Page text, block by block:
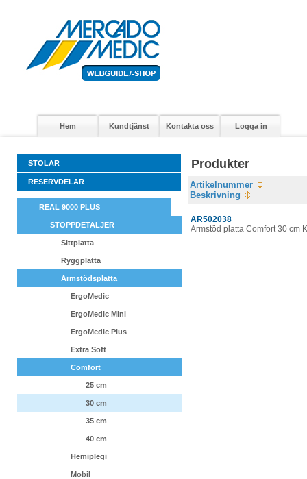
Hem Kundtjänst Kontakta oss Logga in
STOLAR
RESERVDELAR
REAL 9000 PLUS
STOPPDETALJER
Sittplatta
Ryggplatta
Armstödsplatta
ErgoMedic
ErgoMedic Mini
ErgoMedic Plus
Extra Soft
Comfort
25 cm
30 cm
35 cm
40 cm
Hemiplegi
Mobil
Produkter
Artikelnummer
Beskrivning
AR502038
Armstöd platta Comfort 30 cm